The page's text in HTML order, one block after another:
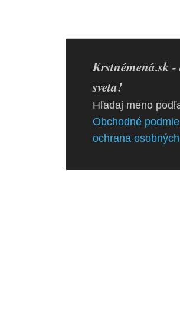
Krstnémená.sk
sveta!
Hľadaj meno
Obchodné
ochrana